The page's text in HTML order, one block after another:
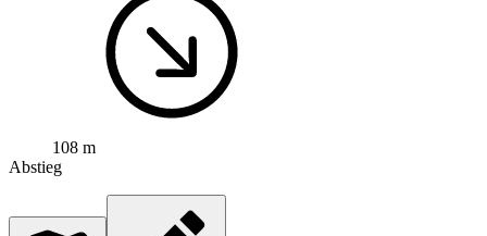
108 m
Abstieg